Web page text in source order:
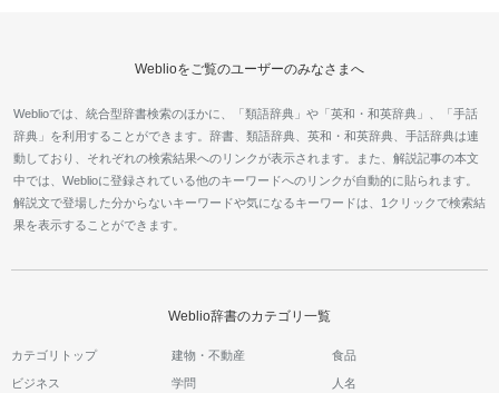
Weblioをご覧のユーザーのみなさまへ
Weblioでは、統合型辞書検索のほかに、「類語辞典」や「英和・和英辞典」、「手話
辞典」を利用することができます。辞書、類語辞典、英和・和英辞典、手話辞典は連
動しており、それぞれの検索結果へのリンクが表示されます。また、解説記事の本文
中では、Weblioに登録されている他のキーワードへのリンクが自動的に貼られます。
解説文で登場した分からないキーワードや気になるキーワードは、1クリックで検索結
果を表示することができます。
Weblio辞書のカテゴリ一覧
カテゴリトップ 建物・不動産 食品
ビジネス 学問 人名